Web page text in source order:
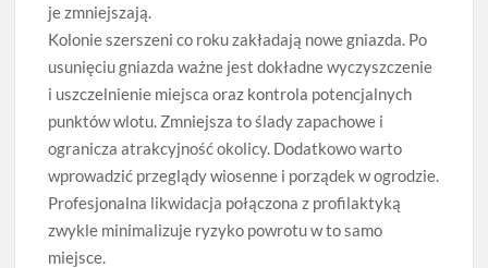
je zmniejszają.
Kolonie szerszeni co roku zakładają nowe gniazda. Po
usunięciu gniazda ważne jest dokładne wyczyszczenie
i uszczelnienie miejsca oraz kontrola potencjalnych
punktów wlotu. Zmniejsza to ślady zapachowe i
ogranicza atrakcyjność okolicy. Dodatkowo warto
wprowadzić przeglądy wiosenne i porządek w ogrodzie.
Profesjonalna likwidacja połączona z profilaktyką
zwykle minimalizuje ryzyko powrotu w to samo
miejsce.